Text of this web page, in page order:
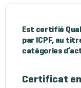
Est certifié
par ICPF, au
catégories
Certificat en